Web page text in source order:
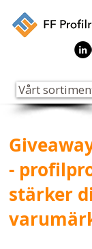
Vårt
-
stärker